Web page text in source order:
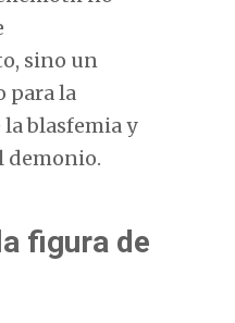
sino un
para la
blasfemia y
demonio.
figura de